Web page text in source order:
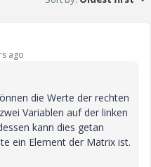
ago
die Werte der rechten
Variablen auf der linken
kann dies getan
ein Element der Matrix ist.